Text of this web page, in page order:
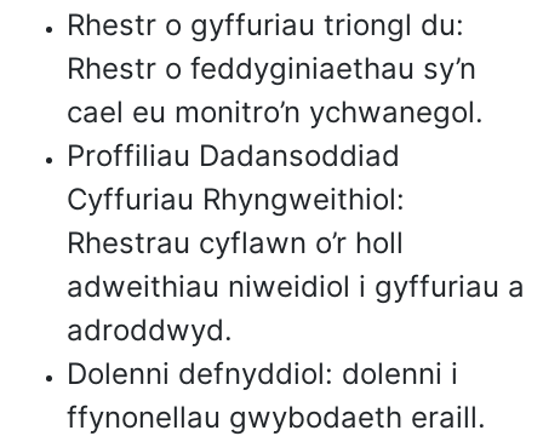
Rhestr o gyffuriau triongl du:
Rhestr o feddyginiaethau sy’n
cael eu monitro’n ychwanegol.
Proffiliau Dadansoddiad
Cyffuriau Rhyngweithiol:
Rhestrau cyflawn o’r holl
adweithiau niweidiol i gyffuriau a
adroddwyd.
Dolenni defnyddiol: dolenni i
ffynonellau gwybodaeth eraill.